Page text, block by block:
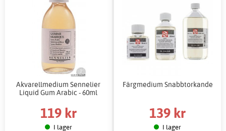
Akvarellmedium Sennelier
Liquid Gum Arabic - 60ml
119 kr
I lager
Färgmedium Snabbtorkande
139 kr
I lager